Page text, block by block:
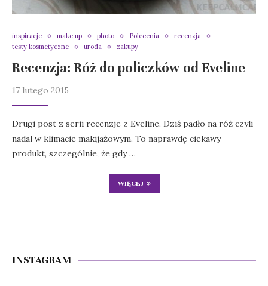
inspiracje make up photo Polecenia
recenzja
testy kosmetyczne
uroda zakupy
Recenzja: Róż do policzków od Eveline
17 lutego 2015
Drugi post z serii recenzje z Eveline. Dziś padło na róż czyli
nadal w klimacie makijażowym. To naprawdę ciekawy
produkt, szczególnie, że gdy …
WIĘCEJ
INSTAGRAM